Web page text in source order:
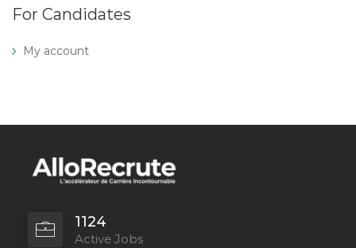
For Candidates
My account
1124
Active Jobs